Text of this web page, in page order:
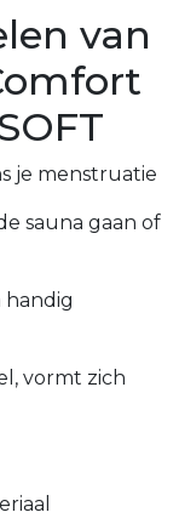
van
je menstruatie
sauna gaan of
vormt zich